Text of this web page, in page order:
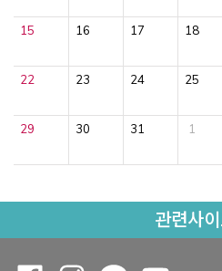
15 16 17 18
22 23 24 25
29 30 31 1
관련사